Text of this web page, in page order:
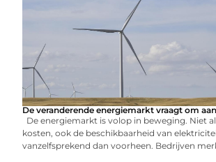
De veranderende energiemarkt vraagt om
De energiemarkt is volop in beweging. Niet
kosten, ook de beschikbaarheid van
vanzelfsprekend dan voorheen. Bedrijven